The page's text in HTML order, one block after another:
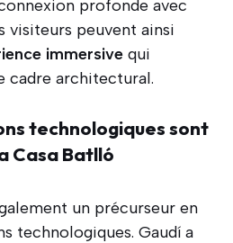
profonde avec
visiteurs peuvent ainsi
immersive qui
cadre architectural.
technologiques sont
Casa Batlló
un précurseur en
technologiques. Gaudí a